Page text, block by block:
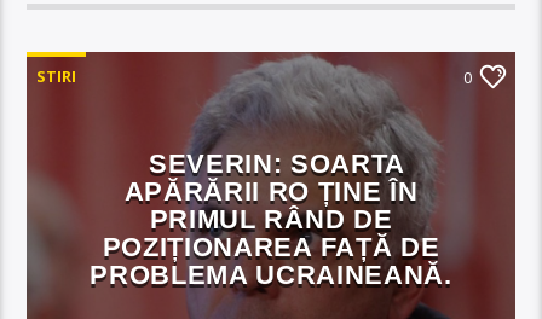
STIRI 0
SEVERIN: SOARTA
APĂRĂRII RO ȚINE ÎN
PRIMUL RÂND DE
POZIȚIONAREA FAȚĂ DE
PROBLEMA UCRAINEANĂ.